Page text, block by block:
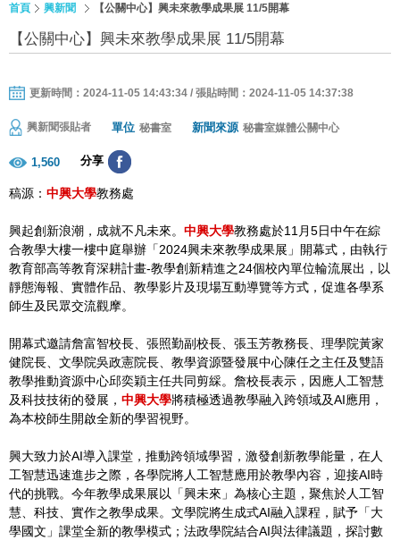
首頁 興新聞 【公關中心】興未來教學成果展 11/5開幕
【公關中心】興未來教學成果展 11/5開幕
更新時間：2024-11-05 14:43:34 / 張貼時間：2024-11-05 14:37:38
興新聞張貼者 單位 秘書室 新聞來源 秘書室媒體公關中心
1,560 分享
稿源： 中興大學教務處
興起創新浪潮，成就不凡未來。 中興大學教務處於11月5日中午在綜
合教學大樓一樓中庭舉辦「2024興未來教學成果展」開幕式，由執行
教育部高等教育深耕計畫-教學創新精進之24個校內單位輪流展出，以
靜態海報、實體作品、教學影片及現場互動導覽等方式，促進各學系
師生及民眾交流觀摩。
開幕式邀請詹富智校長、張照勤副校長、張玉芳教務長、理學院黃家
健院長、文學院吳政憲院長、教學資源暨發展中心陳任之主任及雙語
教學推動資源中心邱奕穎主任共同剪綵。詹校長表示，因應人工智慧
及科技技術的發展， 中興大學將積極透過教學融入跨領域及AI應用，
為本校師生開啟全新的學習視野。
興大致力於AI導入課堂，推動跨領域學習，激發創新教學能量，在人
工智慧迅速進步之際，各學院將人工智慧應用於教學內容，迎接AI時
代的挑戰。今年教學成果展以「興未來」為核心主題，聚焦於人工智
慧、科技、實作之教學成果。文學院將生成式AI融入課程，賦予「大
學國文」課堂全新的教學模式；法政學院結合AI與法律議題，探討數